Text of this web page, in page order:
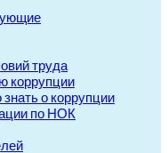
труда
коррупции
о коррупции
по НОК